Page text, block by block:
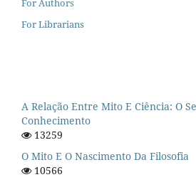
For Authors
For Librarians
A Relação Entre Mito E Ciência: O
Conhecimento
13259
O Mito E O Nascimento Da Filosofia
10566